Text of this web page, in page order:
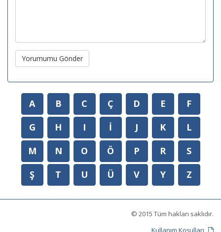
Yorumumu Gönder
A B C Ç D E
F
G
H I İ J K
L
M
N O Ö P R
S
Ş
T U Ü V Y Z
© 2015 Tüm hakları saklıdır.
Kullanım Koşulları